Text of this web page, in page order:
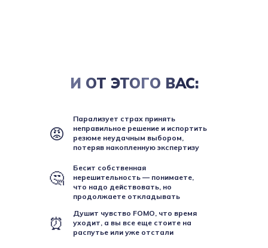
И ОТ ЭТОГО ВАС:
😡
Парализует страх принять
неправильное решение и испортить
резюме неудачным выбором,
потеряв накопленную экспертизу
🤔
Бесит собственная
нерешительность — понимаете,
что надо действовать, но
продолжаете откладывать
⏰
Душит чувство FOMO, что время
уходит, а вы все еще стоите на
распутье или уже отстали